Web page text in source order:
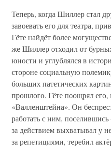
Теперь, когда Шиллер стал
завоевать его для театра,
Гёте найдёт более
же Шиллер отходил от
юности и углублялся в
стороне социальную
больших патетических
прошлого. Гёте поощрял его,
«Валленштейна». Он
работать с ним,
за действием выхватывал у
за репетициями, теребил